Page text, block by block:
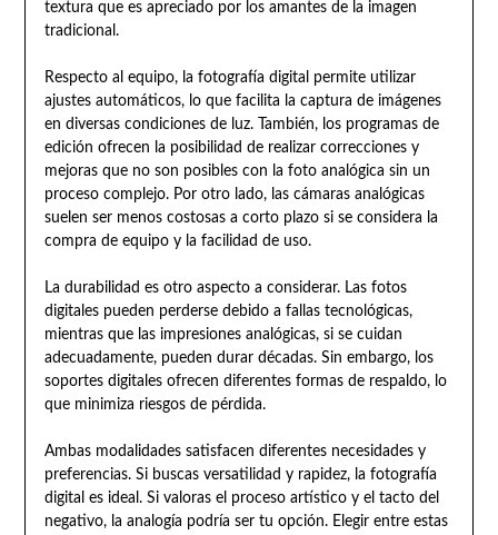
textura que es apreciado por los amantes de la imagen
tradicional.
Respecto al equipo, la fotografía digital permite utilizar
ajustes automáticos, lo que facilita la captura de imágenes
en diversas condiciones de luz. También, los programas de
edición ofrecen la posibilidad de realizar correcciones y
mejoras que no son posibles con la foto analógica sin un
proceso complejo. Por otro lado, las cámaras analógicas
suelen ser menos costosas a corto plazo si se considera la
compra de equipo y la facilidad de uso.
La durabilidad es otro aspecto a considerar. Las fotos
digitales pueden perderse debido a fallas tecnológicas,
mientras que las impresiones analógicas, si se cuidan
adecuadamente, pueden durar décadas. Sin embargo, los
soportes digitales ofrecen diferentes formas de respaldo, lo
que minimiza riesgos de pérdida.
Ambas modalidades satisfacen diferentes necesidades y
preferencias. Si buscas versatilidad y rapidez, la fotografía
digital es ideal. Si valoras el proceso artístico y el tacto del
negativo, la analogía podría ser tu opción. Elegir entre estas